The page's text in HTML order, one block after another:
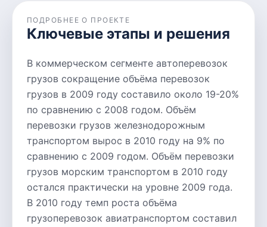
ПОДРОБНЕЕ О ПРОЕКТЕ
Ключевые этапы и решения
В коммерческом сегменте автоперевозок
грузов сокращение объёма перевозок
грузов в 2009 году составило около 19-20%
по сравнению с 2008 годом. Объём
перевозки грузов железнодорожным
транспортом вырос в 2010 году на 9% по
сравнению с 2009 годом. Объём перевозки
грузов морским транспортом в 2010 году
остался практически на уровне 2009 года.
В 2010 году темп роста объёма
грузоперевозок авиатранспортом составил